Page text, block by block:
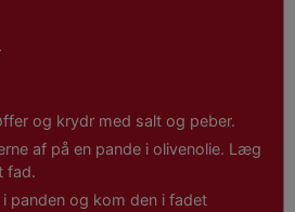
og krydr med salt og peber.
af på en pande i olivenolie. Læg
fad.
panden og kom den i fadet